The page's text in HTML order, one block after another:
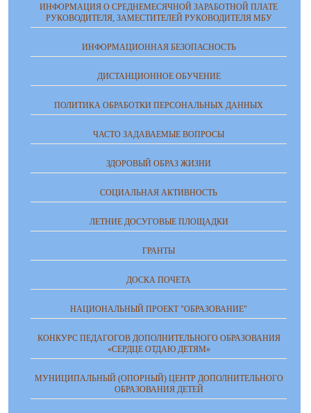
ИНФОРМАЦИЯ О СРЕДНЕМЕСЯЧНОЙ ЗАРАБОТНОЙ ПЛАТЕ
РУКОВОДИТЕЛЯ, ЗАМЕСТИТЕЛЕЙ РУКОВОДИТЕЛЯ МБУ
ИНФОРМАЦИОННАЯ БЕЗОПАСНОСТЬ
ДИСТАНЦИОННОЕ ОБУЧЕНИЕ
ПОЛИТИКА ОБРАБОТКИ ПЕРСОНАЛЬНЫХ ДАННЫХ
ЧАСТО ЗАДАВАЕМЫЕ ВОПРОСЫ
ЗДОРОВЫЙ ОБРАЗ ЖИЗНИ
СОЦИАЛЬНАЯ АКТИВНОСТЬ
ЛЕТНИЕ ДОСУГОВЫЕ ПЛОЩАДКИ
ГРАНТЫ
ДОСКА ПОЧЕТА
НАЦИОНАЛЬНЫЙ ПРОЕКТ "ОБРАЗОВАНИЕ"
КОНКУРС ПЕДАГОГОВ ДОПОЛНИТЕЛЬНОГО ОБРАЗОВАНИЯ
«СЕРДЦЕ ОТДАЮ ДЕТЯМ»
МУНИЦИПАЛЬНЫЙ (ОПОРНЫЙ) ЦЕНТР ДОПОЛНИТЕЛЬНОГО
ОБРАЗОВАНИЯ ДЕТЕЙ